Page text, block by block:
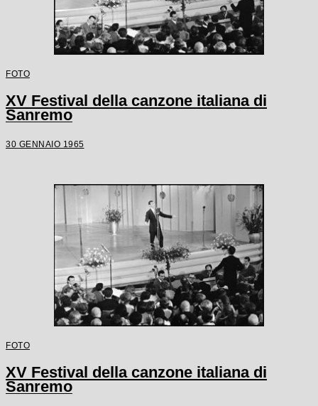
FOTO
XV Festival della canzone italiana di
Sanremo
30 GENNAIO 1965
FOTO
XV Festival della canzone italiana di
Sanremo